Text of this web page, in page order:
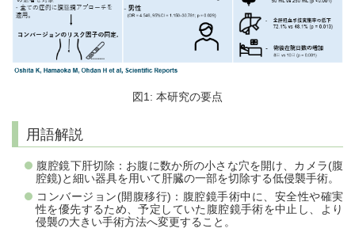
図1: 本研究の要点
用語解説
腹腔鏡下肝切除：お腹に数か所の小さな穴を開け、カメラ(腹
腔鏡)と細い器具を用いて肝臓の一部を切除する低侵襲手術。
コンバージョン(開腹移行)：腹腔鏡手術中に、安全性や確実
性を優先するため、予定していた腹腔鏡手術を中止し、より
侵襲の大きい手術方法へ変更すること。